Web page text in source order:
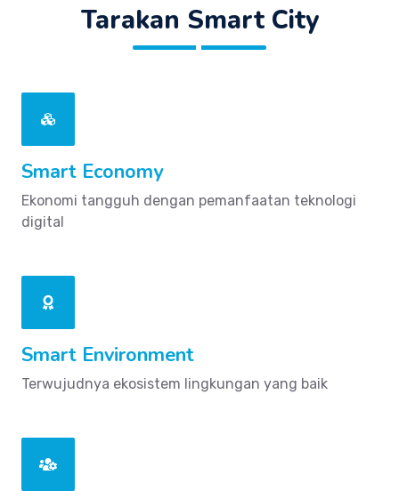
Tarakan Smart City
Smart Economy
Ekonomi tangguh dengan pemanfaatan teknologi
digital
Smart Environment
Terwujudnya ekosistem lingkungan yang baik